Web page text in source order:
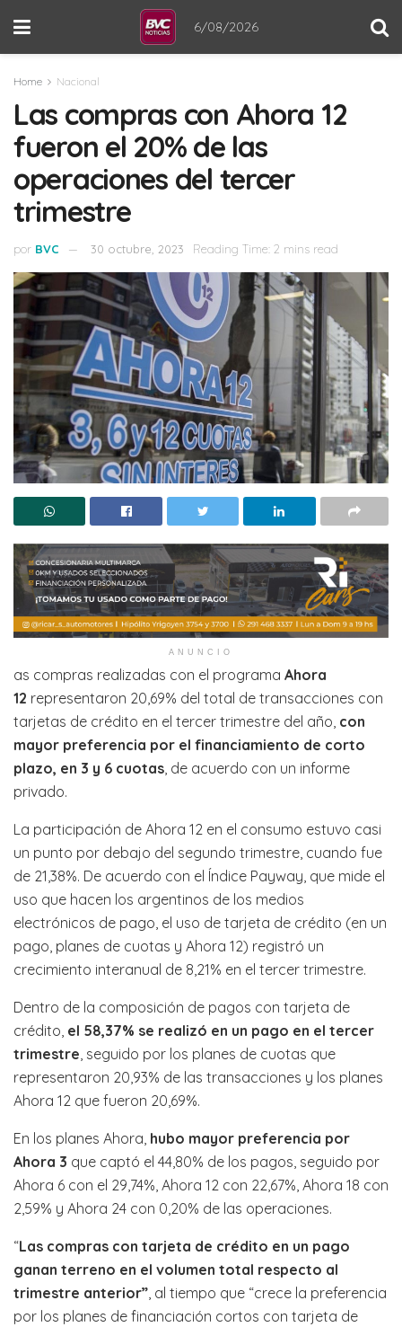
6/08/2026
Home Nacional
Las compras con Ahora 12
fueron el 20% de las
operaciones del tercer
trimestre
por BVC 30 octubre, 2023 Reading Time: 2 mins read
ANUNCIO
as compras realizadas con el programa Ahora
12 representaron 20,69% del total de transacciones con
tarjetas de crédito en el tercer trimestre del año, con
mayor preferencia por el financiamiento de corto
plazo, en 3 y 6 cuotas , de acuerdo con un informe
privado.
La participación de Ahora 12 en el consumo estuvo casi
un punto por debajo del segundo trimestre, cuando fue
de 21,38%. De acuerdo con el Índice Payway, que mide el
uso que hacen los argentinos de los medios
electrónicos de pago, el uso de tarjeta de crédito (en un
pago, planes de cuotas y Ahora 12) registró un
crecimiento interanual de 8,21% en el tercer trimestre.
Dentro de la composición de pagos con tarjeta de
crédito, el 58,37% se realizó en un pago en el tercer
trimestre , seguido por los planes de cuotas que
representaron 20,93% de las transacciones y los planes
Ahora 12 que fueron 20,69%.
En los planes Ahora, hubo mayor preferencia por
Ahora 3 que captó el 44,80% de los pagos, seguido por
Ahora 6 con el 29,74%, Ahora 12 con 22,67%, Ahora 18 con
2,59% y Ahora 24 con 0,20% de las operaciones.
“Las compras con tarjeta de crédito en un pago
ganan terreno en el volumen total respecto al
trimestre anterior” , al tiempo que “crece la preferencia
por los planes de financiación cortos con tarjeta de